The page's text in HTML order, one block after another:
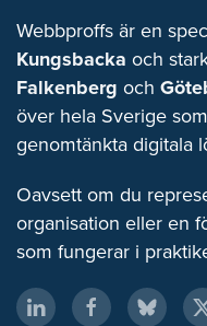
Webbproffs är en
Kungsbacka och
Falkenberg och
över hela Sverige
genomtänkta digitala
Oavsett om du
organisation eller en
som fungerar i